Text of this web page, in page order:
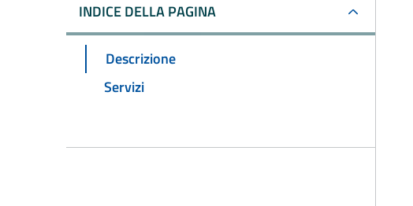
INDICE DELLA PAGINA
Descrizione
Servizi